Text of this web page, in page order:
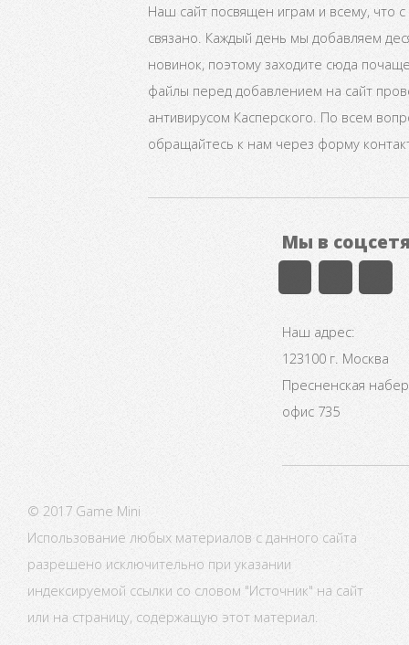
Наш сайт посвящен играм и всему, что
связано. Каждый день мы добавляем
новинок, поэтому заходите сюда
файлы перед добавлением на сайт
антивирусом Касперского. По всем
обращайтесь к нам через форму
Мы в
Наш адрес:
123100 г. Москва
Пресненская
офис 735
© 2017 Game Mini
Использование любых материалов с данного сайта
разрешено исключительно при указании
индексируемой ссылки со словом "Источник" на сайт
или на страницу, содержащую этот материал.